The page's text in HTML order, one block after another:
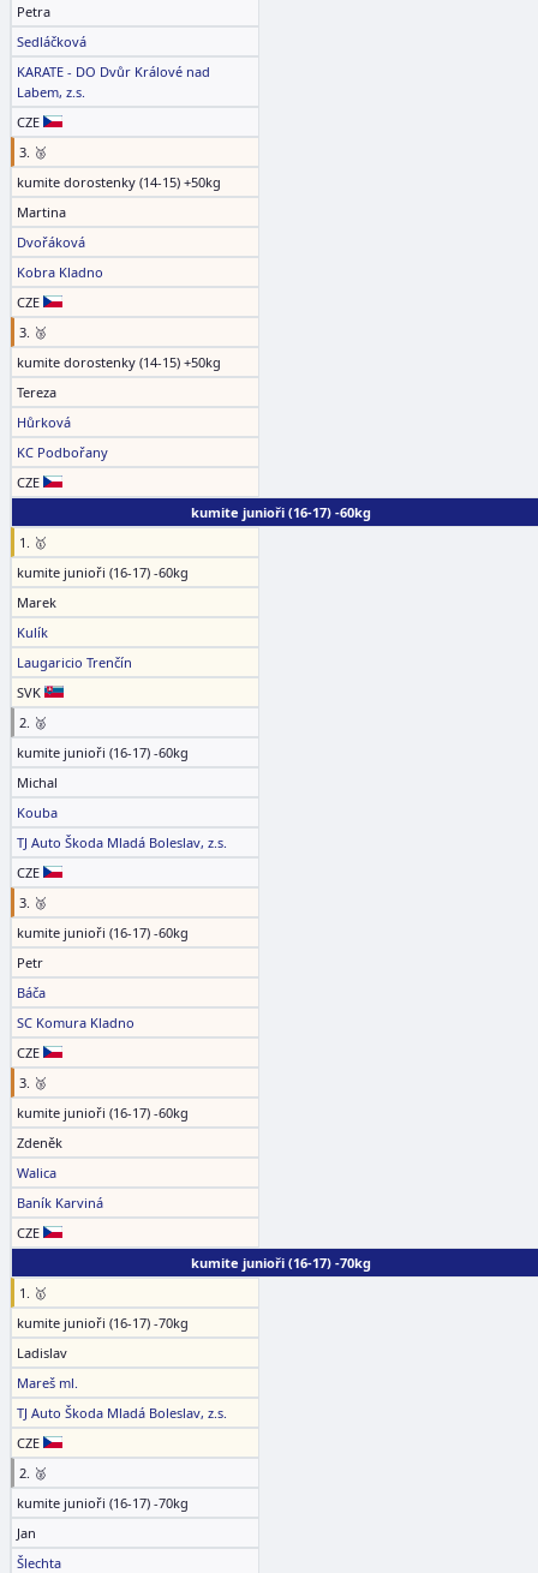
Petra
Sedláčková
KARATE - DO Dvůr Králové nad
Labem, z.s.
CZE
3. 🥉
kumite dorostenky (14-15) +50kg
Martina
Dvořáková
Kobra Kladno
CZE
3. 🥉
kumite dorostenky (14-15) +50kg
Tereza
Hůrková
KC Podbořany
CZE
kumite junioři (16-17) -60kg
1. 🥇
kumite junioři (16-17) -60kg
Marek
Kulík
Laugaricio Trenčín
SVK
2. 🥈
kumite junioři (16-17) -60kg
Michal
Kouba
TJ Auto Škoda Mladá Boleslav, z.s.
CZE
3. 🥉
kumite junioři (16-17) -60kg
Petr
Báča
SC Komura Kladno
CZE
3. 🥉
kumite junioři (16-17) -60kg
Zdeněk
Walica
Baník Karviná
CZE
kumite junioři (16-17) -70kg
1. 🥇
kumite junioři (16-17) -70kg
Ladislav
Mareš ml.
TJ Auto Škoda Mladá Boleslav, z.s.
CZE
2. 🥈
kumite junioři (16-17) -70kg
Jan
Šlechta